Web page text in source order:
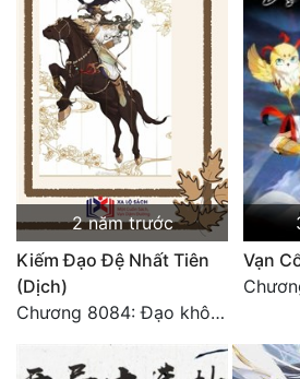
2 năm trước
Kiếm Đạo Đệ Nhất Tiên
(Dịch)
Chương 8084: Đạo không bờ bến (Đại kết cục) (10)
Vạn